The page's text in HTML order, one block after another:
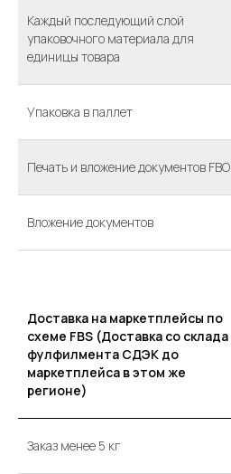
Каждый последующий слой
упаковочного материала для
единицы товара
Упаковка в паллет
Печать и вложение документов FBO
Вложение документов
Доставка на маркетплейсы по
схеме FBS (Доставка со склада
фулфилмента СДЭК до
маркетплейса в этом же
регионе)
Заказ менее 5 кг